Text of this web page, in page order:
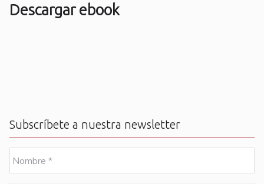
Descargar ebook
Subscríbete a nuestra newsletter
o
m